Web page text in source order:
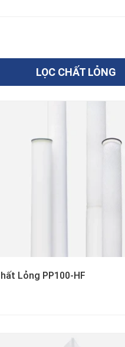
LỌC CHẤT LỎNG
Lỏng PP100-HF